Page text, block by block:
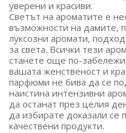
уверени и красиви.
Светът на ароматите е
възможности на дамите,
луксозни аромати,
за света. Всички тези
станете още по-
вашата женственост и
парфюми не бива да се
наистина интензивни
да останат през целия
да избирате доказали се
качествени продукти.